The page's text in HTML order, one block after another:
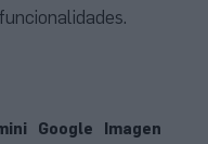
Google Imagen